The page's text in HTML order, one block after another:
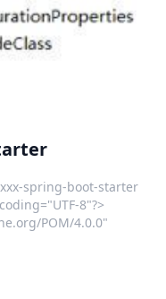
xxx-spring-boot-starter
8"?>
POM/4.0.0"